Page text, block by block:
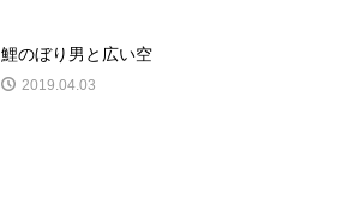
鯉のぼり男と広い空
2019.04.03